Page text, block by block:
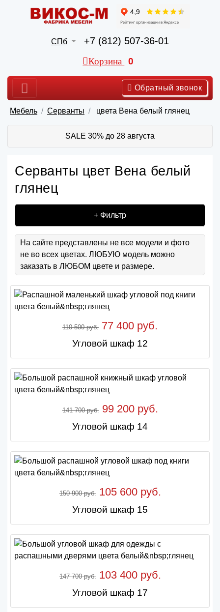
СПб +7 (812) 507-36-01
Корзина 0
Обратный звонок
Мебель Серванты цвета Вена белый глянец
SALE 30% до 28 августа
Серванты цвет Вена белый
глянец
+ Фильтр
На сайте представлены не все модели и фото
не во всех цветах. ЛЮБУЮ модель можно
заказать в ЛЮБОМ цвете и размере.
110 500 руб. 77 400 руб.
Угловой шкаф 12
141 700 руб.99 200 руб.
Угловой шкаф 14
150 900 руб.105 600 руб.
Угловой шкаф 15
147 700 руб.103 400 руб.
Угловой шкаф 17